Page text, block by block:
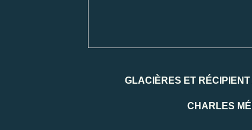
GLACIÈRES ET
CHARLES